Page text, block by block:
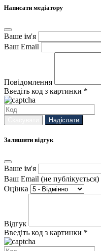
Написати медіатору
Ваше ім'я
Ваш Email
Повідомлення
Введіть код з картинки *
Надіслати
Залишити відгук
Ваше ім'я
Ваш Email (не публікується)
Оцінка
Відгук
Введіть код з картинки *